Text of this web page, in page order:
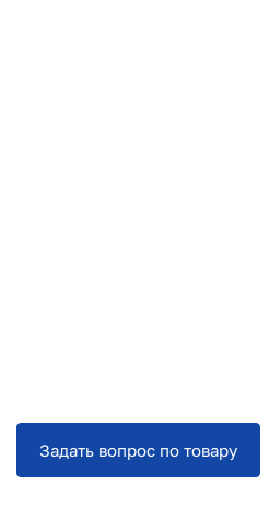
Задать вопрос по товару